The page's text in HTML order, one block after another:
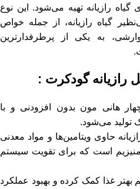
رازیانه تهیه می‌شود. این نوع
گیاه رازیانه، از جمله خواص
به یکی از پرطرفدارترین
گودکرت :
هانی مون بدون افزودنی و با
تولید می‌شود.
حاوی ویتامین‌ها و مواد معدنی
است که برای تقویت سیستم
غذا کمک کرده و بهبود عملکرد